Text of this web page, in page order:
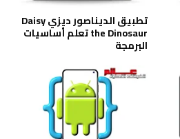
تطبيق الديناصور ديزي Daisy
the Dinosaur تعلم أساسيات
البرمجة